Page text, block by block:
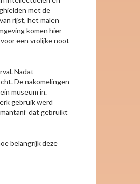
met de
rijst, het malen
komen hier
een vrolijke noot
Nadat
De nakomelingen
museum in.
gebruik werd
dat gebruikt
belangrijk deze